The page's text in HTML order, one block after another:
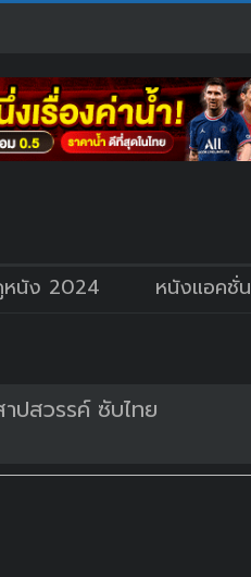
นัง 2024 หนังแอคชั่น
ปสวรรค์ ซับไทย